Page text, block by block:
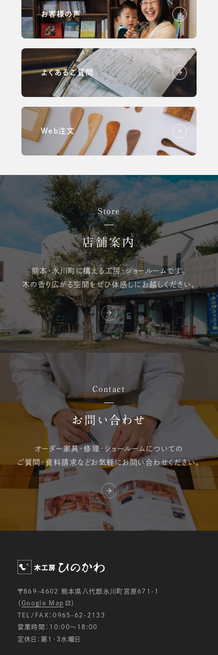
お客様の声
よくあるご質問
Web注文
Store
店舗案内
熊本・氷川町に構える工房・ショールームです。
木の香り広がる空間をぜひ体感しにお越しください。
Contact
お問い合わせ
オーダー家具・修理・ ショールームについての
ご質問・資料請求などお気軽にお問い合わせください。
〒869-4602 熊本県八代郡氷川町宮原671-1
（ Google Map
）
TEL/FAX：0965-62-2133
営業時間：10:00〜18:00
定休日：第1・3水曜日